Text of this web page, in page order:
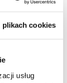
plikach cookies
usług